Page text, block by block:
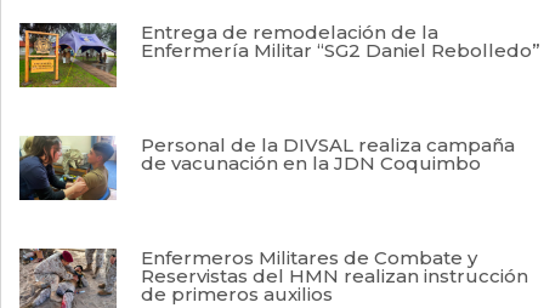
Entrega de remodelación de la
Enfermería Militar “SG2 Daniel Rebolledo”
Personal de la DIVSAL realiza campaña
de vacunación en la JDN Coquimbo
Enfermeros Militares de Combate y
Reservistas del HMN realizan instrucción
de primeros auxilios